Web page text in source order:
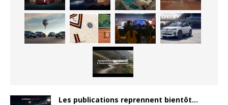
Les publications reprennent bientôt…